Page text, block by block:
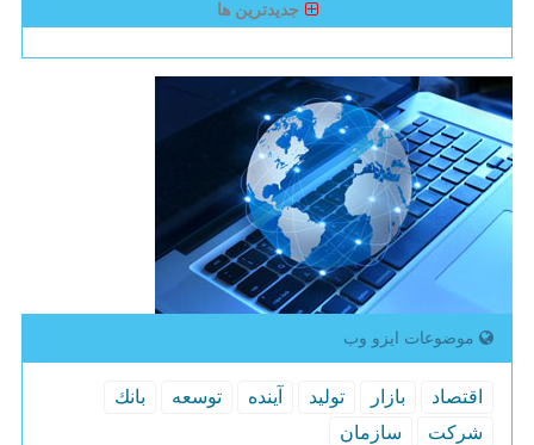
جدیدترین ها
موضوعات ایزو وب
اقتصاد بازار تولید آینده توسعه
بانك
شركت
سازمان